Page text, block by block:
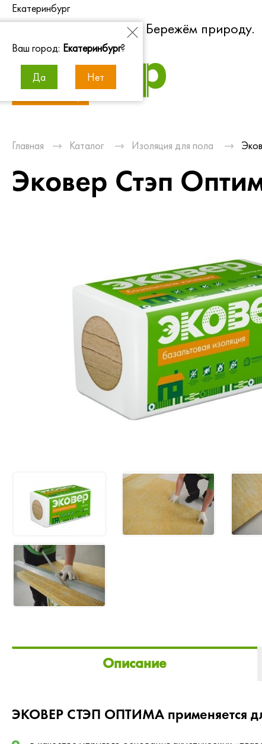
Екатеринбург
Ваш город: Екатеринбург?
Да Нет
Экономим энергию. Бережём природу.
Главная Каталог Изоляция для пола
Эковер Стэп
Описание
ЭКОВЕР СТЭП ОПТИМА применяется